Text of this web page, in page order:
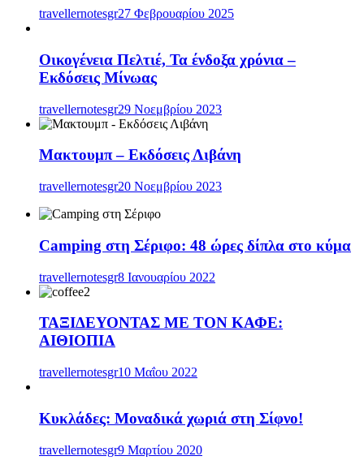
travellernotesgr27 Φεβρουαρίου 2025
Οικογένεια Πελτιέ, Τα ένδοξα χρόνια –
Εκδόσεις Μίνωας
travellernotesgr29 Νοεμβρίου 2023
Μακτουμπ – Εκδόσεις Λιβάνη
travellernotesgr20 Νοεμβρίου 2023
Camping στη Σέριφο: 48 ώρες δίπλα στο κύμα
travellernotesgr8 Ιανουαρίου 2022
ΤΑΞΙΔΕΥΟΝΤΑΣ ΜΕ ΤΟΝ ΚΑΦΕ:
ΑΙΘΙΟΠΙΑ
travellernotesgr10 Μαΐου 2022
Κυκλάδες: Μοναδικά χωριά στη Σίφνο!
travellernotesgr9 Μαρτίου 2020